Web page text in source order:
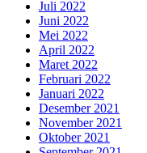
Juli 2022
Juni 2022
Mei 2022
April 2022
Maret 2022
Februari 2022
Januari 2022
Desember 2021
November 2021
Oktober 2021